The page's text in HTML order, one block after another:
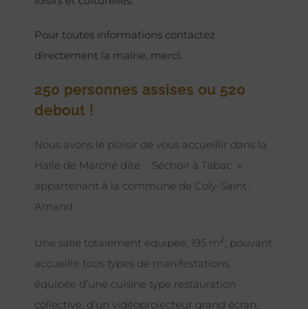
Pour toutes informations contactez
directement la mairie, merci.
250 personnes assises ou 520
debout !
Nous avons le plaisir de vous accueillir dans la
Halle de Marché dite ¨ Séchoir à Tabac »
appartenant à la commune de Coly-Saint-
Amand.
Une salle totalement équipée, 195 m2, pouvant
accueillir tous types de manifestations,
équipée d’une cuisine type restauration
collective, d’un vidéoprojecteur grand écran,